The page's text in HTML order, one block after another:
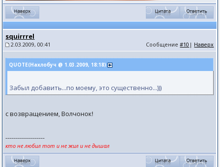
squirrrel
2.03.2009, 00:41 Сообщение#10 | Наверх
QUOTE(Нахлобуч @ 1.03.2009, 18:18)
Забыл добавить...по моему, это существенно...)))
с возвращением, Волчонок!
--------------------
кто не любил тот и не жил и не дышал